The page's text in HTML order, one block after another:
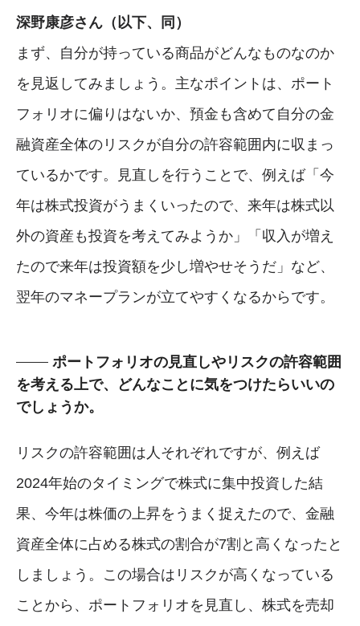
深野康彦さん（以下、同）
まず、自分が持っている商品がどんなものなのか
を見返してみましょう。主なポイントは、ポート
フォリオに偏りはないか、預金も含めて自分の金
融資産全体のリスクが自分の許容範囲内に収まっ
ているかです。見直しを行うことで、例えば「今
年は株式投資がうまくいったので、来年は株式以
外の資産も投資を考えてみようか」「収入が増え
たので来年は投資額を少し増やせそうだ」など、
翌年のマネープランが立てやすくなるからです。
ポートフォリオの見直しやリスクの許容範囲
を考える上で、どんなことに気をつけたらいいの
でしょうか。
リスクの許容範囲は人それぞれですが、例えば
2024年始のタイミングで株式に集中投資した結
果、今年は株価の上昇をうまく捉えたので、金融
資産全体に占める株式の割合が7割と高くなったと
しましょう。この場合はリスクが高くなっている
ことから、ポートフォリオを見直し、株式を売却